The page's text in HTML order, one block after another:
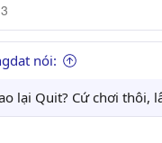
nói:
lại Quit? Cứ chơi thôi,